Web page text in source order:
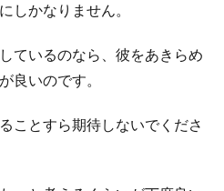
しかなりません。
ているのなら、彼をあきらめ
良いのです。
ことすら期待しないでくださ